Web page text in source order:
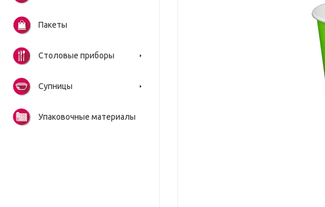
Пакеты
Столовые приборы
Супницы
Упаковочные материалы